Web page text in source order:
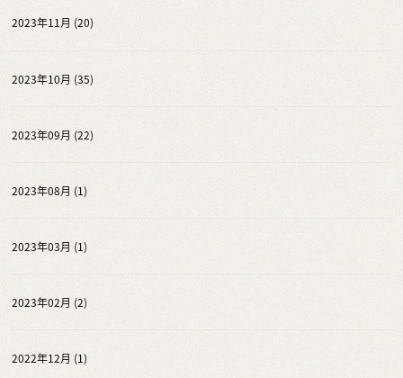
2023年11月 (20)
2023年10月 (35)
2023年09月 (22)
2023年08月 (1)
2023年03月 (1)
2023年02月 (2)
2022年12月 (1)